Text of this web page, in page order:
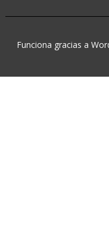
Funciona gracias a